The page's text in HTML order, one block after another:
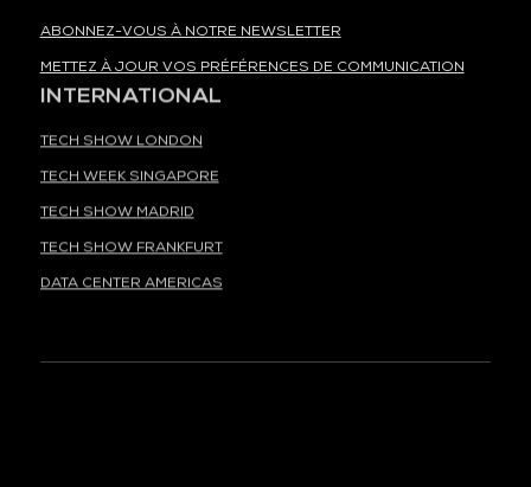
ABONNEZ-VOUS À NOTRE NEWSLETTER
METTEZ À JOUR VOS PRÉFÉRENCES DE COMMUNICATION
INTERNATIONAL
TECH SHOW LONDON
TECH WEEK SINGAPORE
TECH SHOW MADRID
TECH SHOW FRANKFURT
DATA CENTER AMERICAS